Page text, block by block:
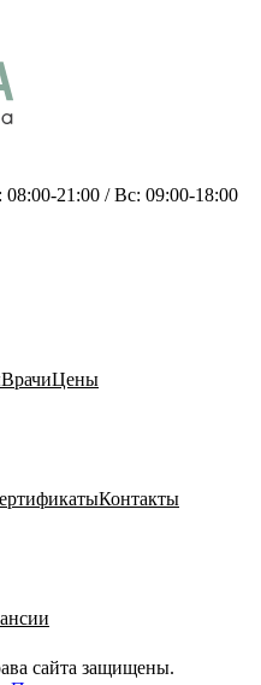
21:00 / Вс: 09:00-18:00
ВрачиЦены
Контакты
сайта защищены.